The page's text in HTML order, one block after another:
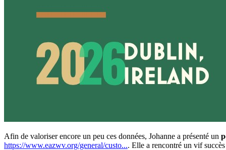
Afin de valoriser encore un peu ces données, Johanne a présenté un
https://www.eazwv.org/general/custo.... Elle a rencontré un vif